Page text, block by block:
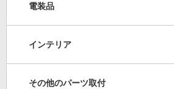
電装品
インテリア
その他のパーツ取付